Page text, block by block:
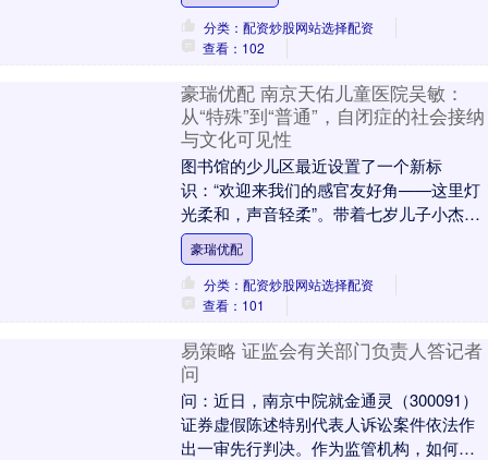
分类：配资炒股网站选择配资
查看：102
豪瑞优配 南京天佑儿童医院吴敏：
从“特殊”到“普通”，自闭症的社会接纳
与文化可见性
图书馆的少儿区最近设置了一个新标
识：“欢迎来我们的感官友好角——这里灯
光柔和，声音轻柔”。带着七岁儿子小杰前
来的张女士第一次看到这个标识时，眼眶
微微发热。“我们....
豪瑞优配
分类：配资炒股网站选择配资
查看：101
易策略 证监会有关部门负责人答记者
问
问：近日，南京中院就金通灵（300091）
证券虚假陈述特别代表人诉讼案件依法作
出一审先行判决。作为监管机构，如何看